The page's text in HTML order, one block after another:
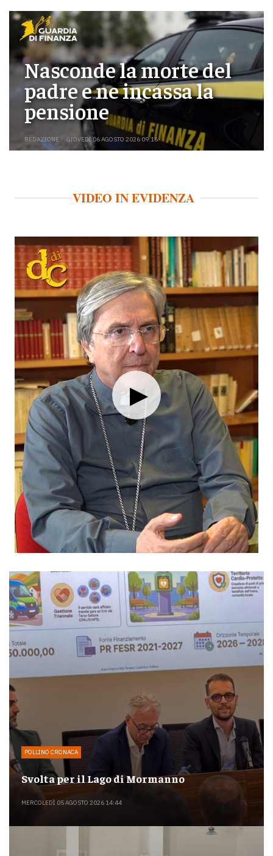
Nasconde la morte del
padre e ne incassa la
pensione
REDAZIONE GIOVEDÌ 06 AGOSTO 2026 09:16
VIDEO IN EVIDENZA
POLLINO CRONACA
Svolta per il Lago di Mormanno
MERCOLEDÌ 05 AGOSTO 2026 14:44